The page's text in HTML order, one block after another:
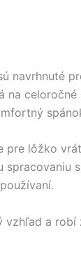
navrhnuté
na
pre lôžko
a